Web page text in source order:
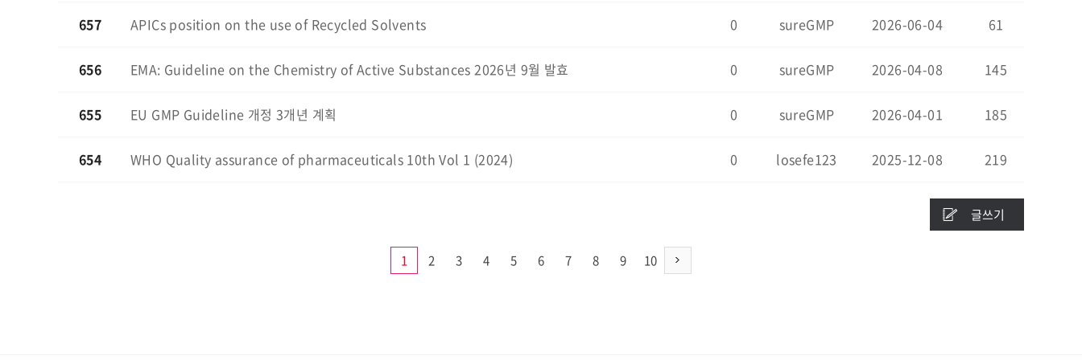
657 APICs position on the use of Recycled Solvents 0 sureGMP 2026-06-04 61
656 EMA: Guideline on the Chemistry of Active Substances 2026년 9월 발효 0 sureGMP 2026-04-08 145
655 EU GMP Guideline 개정 3개년 계획 0 sureGMP 2026-04-01 185
654 WHO Quality assurance of pharmaceuticals 10th Vol 1 (2024) 0 losefe123 2025-12-08 219
글쓰기
1 2 3 4 5 6 7 8 9 10